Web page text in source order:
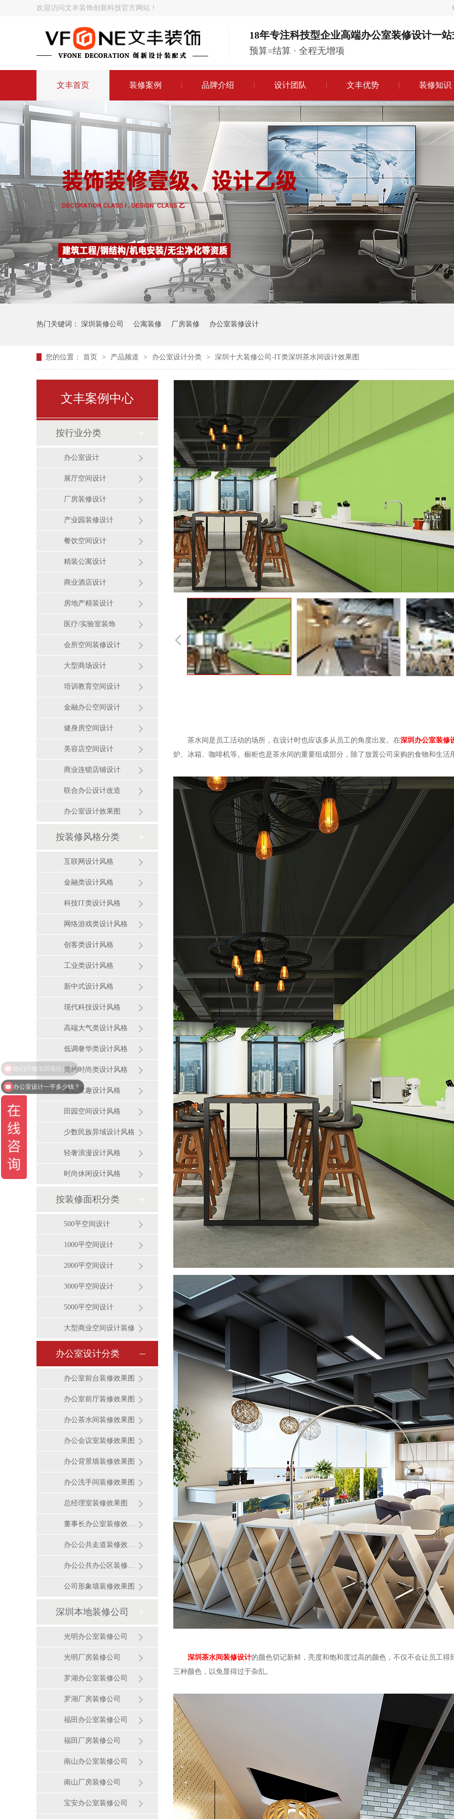
欢迎访问文丰装饰创新科技官方网站！
18年专注科技型企业高端办公室装修设计一
预算=结算 · 全程无增项
文丰首页 装修案例 品牌介绍 设计团队 文丰优势 装修知识
热门关键词： 深圳装修公司 公寓装修 厂房装修 办公室装修设计
您的位置： 首页 > 产品频道 > 办公室设计分类 > 深圳十大装修公司-IT类深圳茶水间设计效果图
文丰案例中心
按行业分类
办公室设计
展厅空间设计
厂房装修设计
产业园装修设计
餐饮空间设计
精装公寓设计
商业酒店设计
房地产精装设计
医疗/实验室装饰
会所空间装修设计
大型商场设计
培训教育空间设计
金融办公空间设计
健身房空间设计
美容店空间设计
商业连锁店铺设计
联合办公设计改造
办公室设计效果图
按装修风格分类
互联网设计风格
金融类设计风格
科技IT类设计风格
网络游戏类设计风格
创客类设计风格
工业类设计风格
新中式设计风格
现代科技设计风格
高端大气类设计风格
低调奢华类设计风格
简约时尚类设计风格
奇幻童趣设计风格
田园空间设计风格
少数民族异域设计风格
轻奢浪漫设计风格
时尚休闲设计风格
按装修面积分类
500平空间设计
1000平空间设计
2000平空间设计
3000平空间设计
5000平空间设计
大型商业空间设计装修
办公室设计分类
办公室前台装修效果图
办公室前厅装修效果图
办公茶水间装修效果图
办公会议室装修效果图
办公背景墙装修效果图
办公洗手间装修效果图
总经理室装修效果图
董事长办公室装修效果图
办公公共走道装修效果图
办公公共办公区装修效果图
公司形象墙装修效果图
深圳本地装修公司
光明办公室装修公司
光明厂房装修公司
罗湖办公室装修公司
罗湖厂房装修公司
福田办公室装修公司
福田厂房装修公司
南山办公室装修公司
南山厂房装修公司
宝安办公室装修公司
茶水间是员工活动的场所，在设计时也应该多从员工的角度出发。在深圳办公室装修
炉、冰箱、咖啡机等。橱柜也是茶水间的重要组成部分，除了放置公司采购的食物和生
深圳茶水间装修设计的颜色切记新鲜，亮度和饱和度过高的颜色，不仅不会让员工
三种颜色，以免显得过于杂乱。
办公室设计一平多少钱？
你们是一站式全包装修的么？